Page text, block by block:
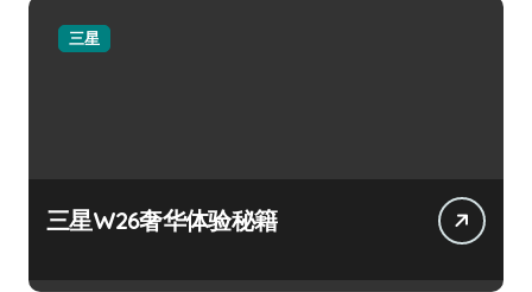
三星
三星W26奢华体验秘籍